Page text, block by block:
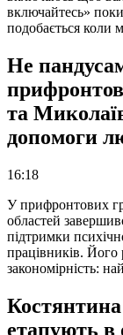
включайтесь»
подобається коли
Не
та
допомоги
16:18
У прифронтових
областей
підтримки
працівників. Його
закономірність:
етапують в